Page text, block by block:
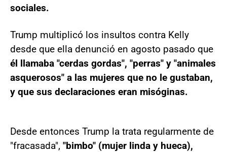
sociales.
Trump multiplicó los insultos contra Kelly
desde que ella denunció en agosto pasado que
él llamaba "cerdas gordas", "perras" y "animales
asquerosos" a las mujeres que no le gustaban,
y que sus declaraciones eran misóginas.
Desde entonces Trump la trata regularmente de
"fracasada", "bimbo" (mujer linda y hueca),